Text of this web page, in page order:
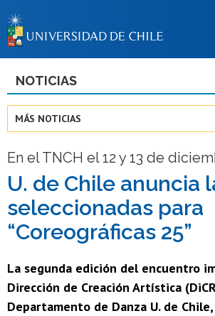
BIBLIOTECAS
Estudiantes
Académicas/os
Funcionarias/os
Egresadas/os
NOTICIAS
MÁS NOTICIAS
En el TNCH el 12 y 13 de
U. de Chile anuncia
seleccionadas para
“Coreográficas 25”
La segunda edición del encuentro
Dirección de Creación Artística
Departamento de Danza U. de